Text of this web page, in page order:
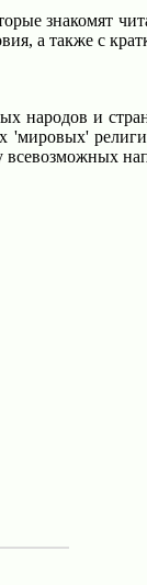
знакомят
а также с
народов и
'мировых'
всевозможных